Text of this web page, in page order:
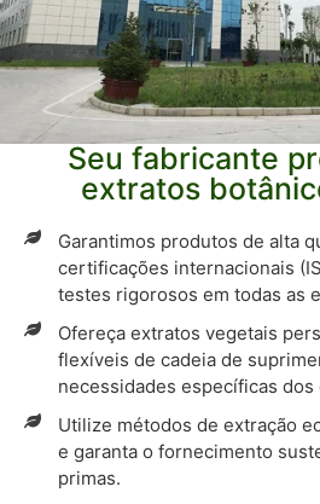
Seu fabricante
extratos
Garantimos produtos de alta
certificações internacionais
testes rigorosos em todas as
Ofereça extratos vegetais
flexíveis de cadeia de
necessidades específicas dos
Utilize métodos de extração
e garanta o fornecimento
primas.